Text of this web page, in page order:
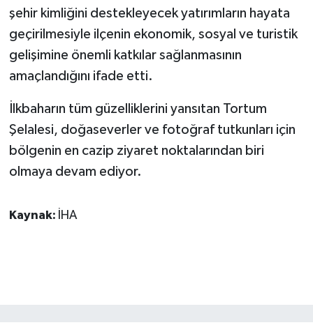
şehir kimliğini destekleyecek yatırımların hayata
geçirilmesiyle ilçenin ekonomik, sosyal ve turistik
gelişimine önemli katkılar sağlanmasının
amaçlandığını ifade etti.
İlkbaharın tüm güzelliklerini yansıtan Tortum
Şelalesi, doğaseverler ve fotoğraf tutkunları için
bölgenin en cazip ziyaret noktalarından biri
olmaya devam ediyor.
Kaynak: İHA